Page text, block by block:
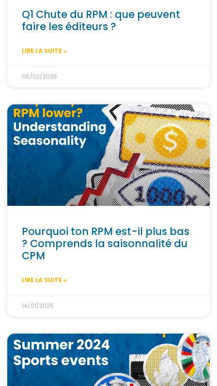
Q1 Chute du RPM : que peuvent
faire les éditeurs ?
LIRE LA SUITE »
06/02/2025
Pourquoi ton RPM est-il plus bas
? Comprends la saisonnalité du
CPM
LIRE LA SUITE »
14/01/2025